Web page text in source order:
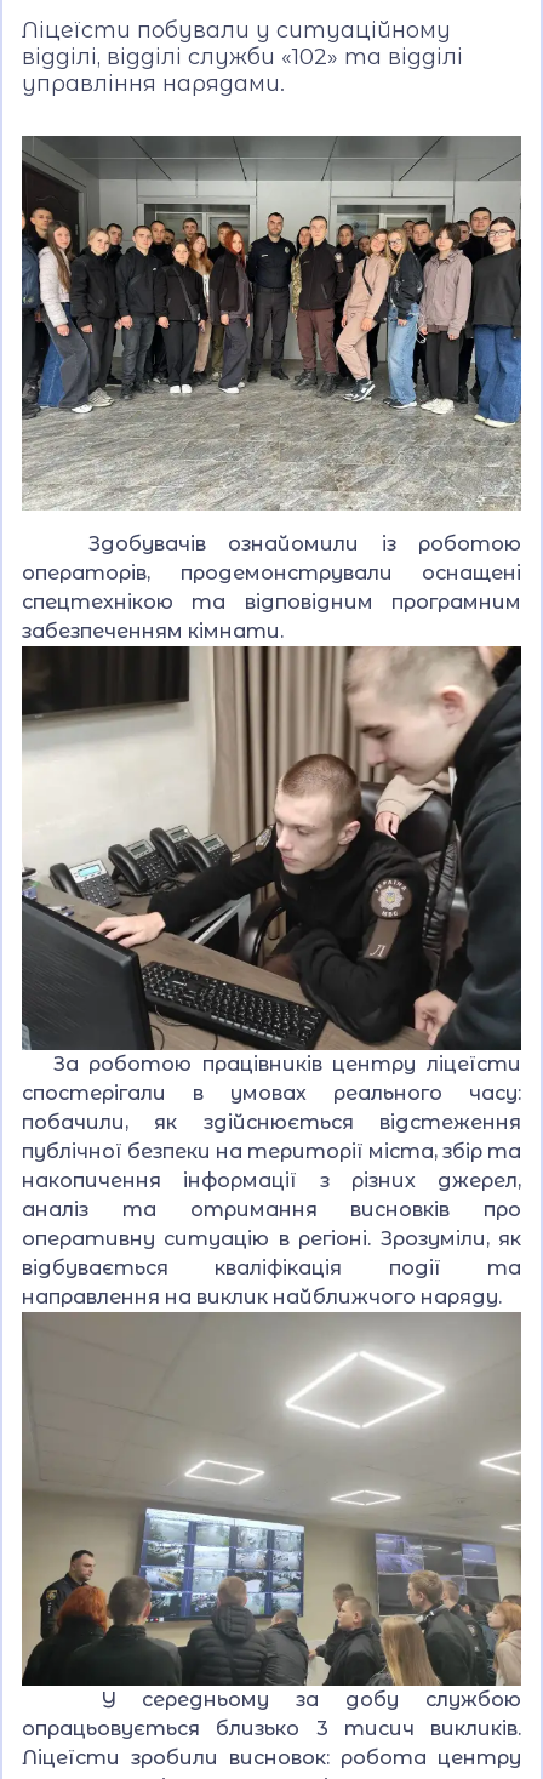
Ліцеїсти побували у ситуаційному
відділі, відділі служби «102» та відділі
управління нарядами.
Здобувачів ознайомили із роботою
операторів, продемонстрували оснащені
спецтехнікою та відповідним програмним
забезпеченням кімнати.
За роботою працівників центру ліцеїсти
спостерігали в умовах реального часу:
побачили, як здійснюється відстеження
публічної безпеки на території міста, збір та
накопичення інформації з різних джерел,
аналіз та отримання висновків про
оперативну ситуацію в регіоні. Зрозуміли, як
відбувається кваліфікація події та
направлення на виклик найближчого наряду.
У середньому за добу службою
опрацьовується близько 3 тисич викликів.
Ліцеїсти зробили висновок: робота центру